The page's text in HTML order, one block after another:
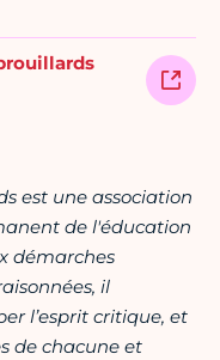
est une association
de l'éducation
démarches
il
l’esprit critique, et
de chacune et